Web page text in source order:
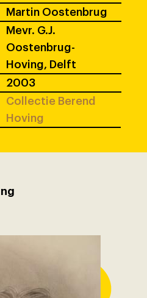
Martin Oostenbrug
Mevr. G.J.
Oostenbrug-
Hoving, Delft
2003
Collectie Berend
Hoving